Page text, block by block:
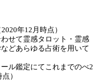
年12月時点）
せて霊感タロット・霊感
どあらゆる占術を用いて
ル鑑定にてこれまでのべ2
）